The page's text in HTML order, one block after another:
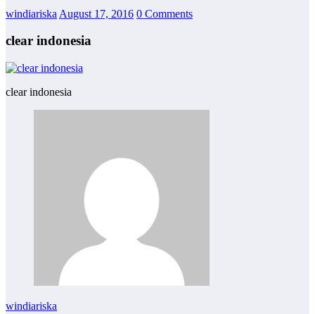
windiariska August 17, 2016 0 Comments
clear indonesia
clear indonesia
windiariska